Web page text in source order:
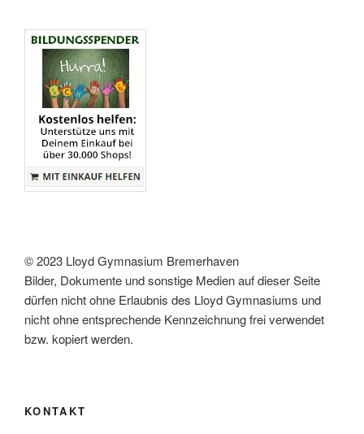
© 2023 Lloyd Gymnasium Bremerhaven
Bilder, Dokumente und sonstige Medien auf dieser Seite
dürfen nicht ohne Erlaubnis des Lloyd Gymnasiums und
nicht ohne entsprechende Kennzeichnung frei verwendet
bzw. kopiert werden.
KONTAKT